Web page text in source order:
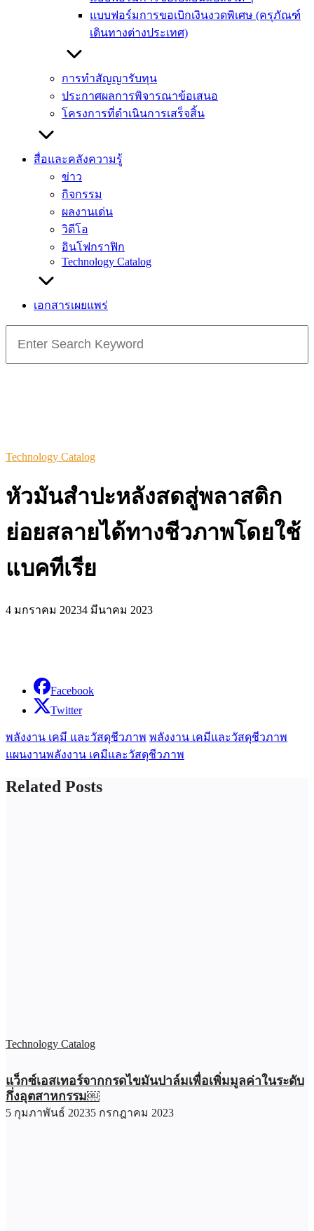
แบบฟอร์มการขอเบิกเงินงวดพิเศษ (ครุภัณฑ์
เดินทางต่างประเทศ)
การทำสัญญารับทุน
ประกาศผลการพิจารณาข้อเสนอ
โครงการที่ดำเนินการเสร็จสิ้น
สื่อและคลังความรู้
ข่าว
กิจกรรม
ผลงานเด่น
วิดีโอ
อินโฟกราฟิก
Technology Catalog
เอกสารเผยแพร่
for:
Technology Catalog
หัวมันสำปะหลังสดสู่พลาสติก
ย่อยสลายได้ทางชีวภาพโดยใช้
แบคทีเรีย
4 มกราคม 20234 มีนาคม 2023
Facebook
Twitter
พลังงาน เคมี และวัสดุชีวภาพ พลังงาน เคมีและวัสดุชีวภาพ
แผนงานพลังงาน เคมีและวัสดุชีวภาพ
Related Posts
Technology Catalog
แว็กซ์เอสเทอร์จากกรดไขมันปาล์มเพื่อเพิ่มมูลค่าในระดับ
กึ่งอุตสาหกรรม￼
5 กุมภาพันธ์ 20235 กรกฎาคม 2023